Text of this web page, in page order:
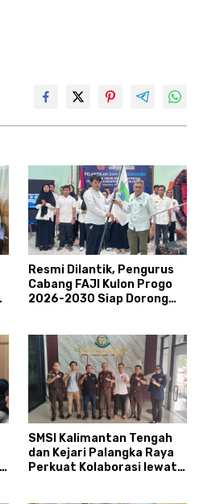
Resmi Dilantik, Pengurus
Cabang FAJI Kulon Progo
2026-2030 Siap Dorong
SMSI Kalimantan Tengah
dan Kejari Palangka Raya
Perkuat Kolaborasi lewat